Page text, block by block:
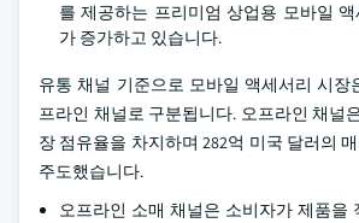
를 제공하는 프리미엄 상업용 모바일
가 증가하고 있습니다.
유통 채널 기준으로 모바일 액세서리 시장
프라인 채널로 구분됩니다. 오프라인 채널
장 점유율을 차지하며 282억 미국 달러의
주도했습니다.
오프라인 소매 채널은 소비자가 제품을